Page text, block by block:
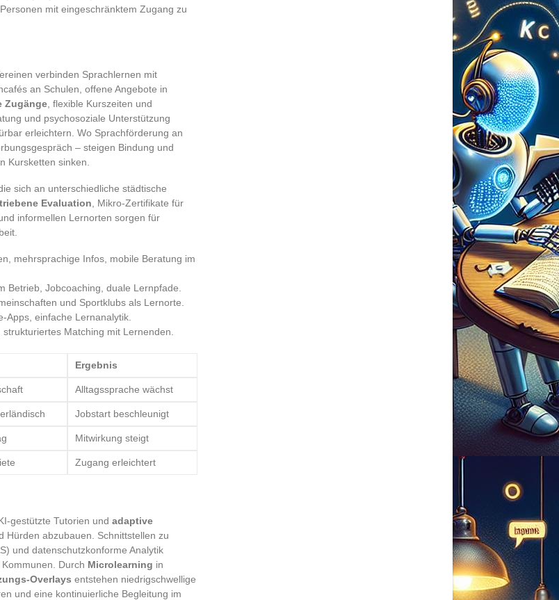
mit eingeschränktem Zugang zu
verbinden Sprachlernen mit
an Schulen, offene Angebote in
Zugänge , flexible Kurszeiten und
und psychosoziale Unterstützung
erleichtern. Wo Sprachförderung an
– steigen Bindung und
Kursketten sinken.
sich an unterschiedliche städtische
Evaluation , Mikro-Zertifikate für
informellen Lernorten sorgen für
mehrsprachige Infos, mobile Beratung im
Betrieb, Jobcoaching, duale Lernpfade.
und Sportklubs als Lernorte.
Apps, einfache Lernanalytik.
Matching mit Lernenden.
Ergebnis
Alltagssprache wächst
Jobstart beschleunigt
Mitwirkung steigt
Zugang erleichtert
KI-gestützte Tutorien und adaptive
Hürden abzubauen. Schnittstellen zu
und datenschutzkonforme Analytik
Durch Microlearning in
Overlays entstehen niedrigschwellige
und eine kontinuierliche Begleitung im